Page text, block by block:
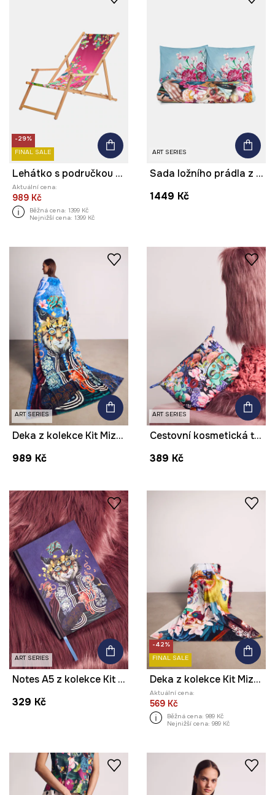
-29%
FINAL SALE
Lehátko s područkou z bukového dřeva z kolekce Kit Mizeres x Medicine
Aktuální cena:
989 Kč
Běžná cena: 1399 Kč
Nejnižší cena: 1399 Kč
ART SERIES
Sada ložního prádla z perkalové bavlny 200 x 200 cm z kolekce Kit Mizeres x Medicine
1449 Kč
ART SERIES
Deka z kolekce Kit Mizeres x Medicine
989 Kč
ART SERIES
Cestovní kosmetická taštička z kolekce Kit Mizeres x Medicine
389 Kč
ART SERIES
Notes A5 z kolekce Kit Mizeres x Medicine
329 Kč
-42%
FINAL SALE
Deka z kolekce Kit Mizeres x Medicine
Aktuální cena:
569 Kč
Běžná cena: 989 Kč
Nejnižší cena: 989 Kč